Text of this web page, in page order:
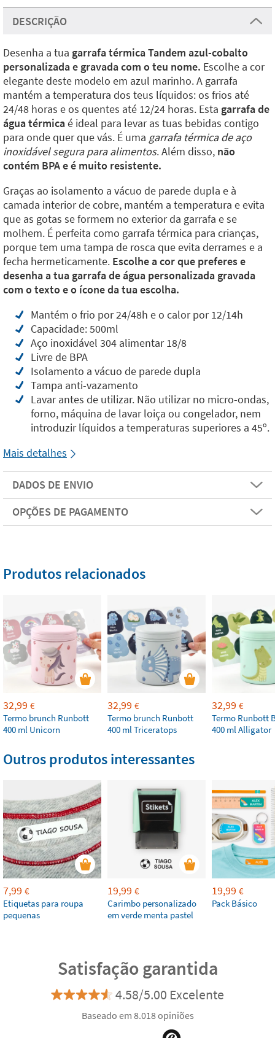
DESCRIÇÃO
Desenha a tua garrafa térmica Tandem azul-cobalto
personalizada e gravada com o teu nome. Escolhe a cor
elegante deste modelo em azul marinho. A garrafa
mantém a temperatura dos teus líquidos: os frios até
24/48 horas e os quentes até 12/24 horas. Esta garrafa de
água térmicaé ideal para levar as tuas bebidas contigo
para onde quer que vás. É uma garrafa térmica de aço
inoxidável segura para alimentos. Além disso, não
contém BPA e é muito resistente.
Graças ao isolamento a vácuo de parede dupla e à
camada interior de cobre, mantém a temperatura e evita
que as gotas se formem no exterior da garrafa e se
molhem. É perfeita como garrafa térmica para crianças,
porque tem uma tampa de rosca que evita derrames e a
fecha hermeticamente. Escolhe a cor que preferes e
desenha a tua garrafa de água personalizada gravada
com o texto e o ícone da tua escolha.
Mantém o frio por 24/48h e o calor por 12/14h
Capacidade: 500ml
Aço inoxidável 304 alimentar 18/8
Livre de BPA
Isolamento a vácuo de parede dupla
Tampa anti-vazamento
Lavar antes de utilizar. Não utilizar no micro-ondas,
forno, máquina de lavar loiça ou congelador, nem
introduzir líquidos a temperaturas superiores a 45º.
Mais detalhes
DADOS DE ENVIO
OPÇÕES DE PAGAMENTO
Produtos relacionados
32,99 €
Termo brunch Runbott
400 ml Unicorn
32,99 €
Termo brunch Runbott
400 ml Triceratops
32,99 €
Termo Runbott
400 ml Alligator
Outros produtos interessantes
7,99 €
Etiquetas para roupa
pequenas
19,99 €
Carimbo personalizado
em verde menta pastel
19,99 €
Pack Básico
Satisfação garantida
4.58/5.00 Excelente
Baseado em 8.018 opiniões